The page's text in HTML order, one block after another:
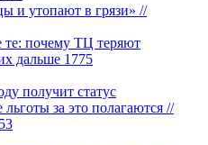
и утопают в грязи» //
почему ТЦ теряют
дальше 1775
получит статус
за это полагаются //